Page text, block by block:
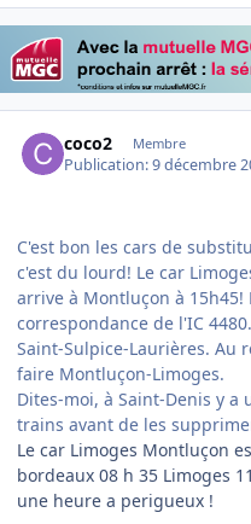
coco2 Membre
Publication:9 décembre
C'est bon les cars de
c'est du lourd! Le car
arrive à Montluçon à
correspondance de l'IC
Saint-Sulpice-Laurières. Au
faire Montluçon-Limoges.
Dites-moi, à Saint-Denis y
trains avant de les
Le car Limoges Montluçon
bordeaux 08 h 35 Limoges
une heure a perigueux !